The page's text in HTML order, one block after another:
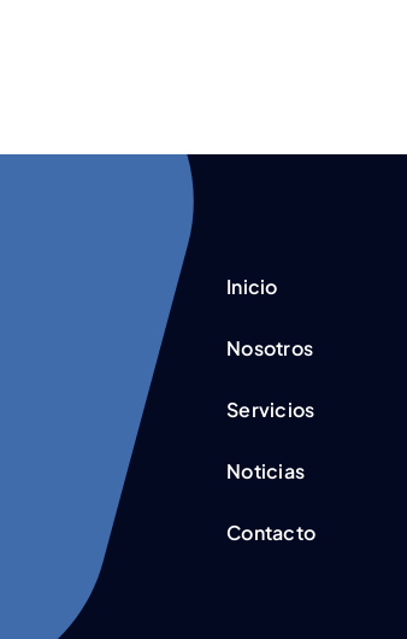
Inicio
Nosotros
Servicios
Noticias
Contacto